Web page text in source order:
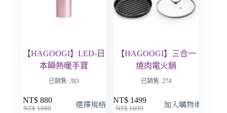
【HAGOOGI】LED-日
本瞬熱暖手寶
已銷售: 383
NT$ 1080
NT$ 880 選擇規格
【HAGOOGI】三合一
燒肉電火鍋
已銷售: 274
NT$ 1699
NT$ 1499 加入購物車